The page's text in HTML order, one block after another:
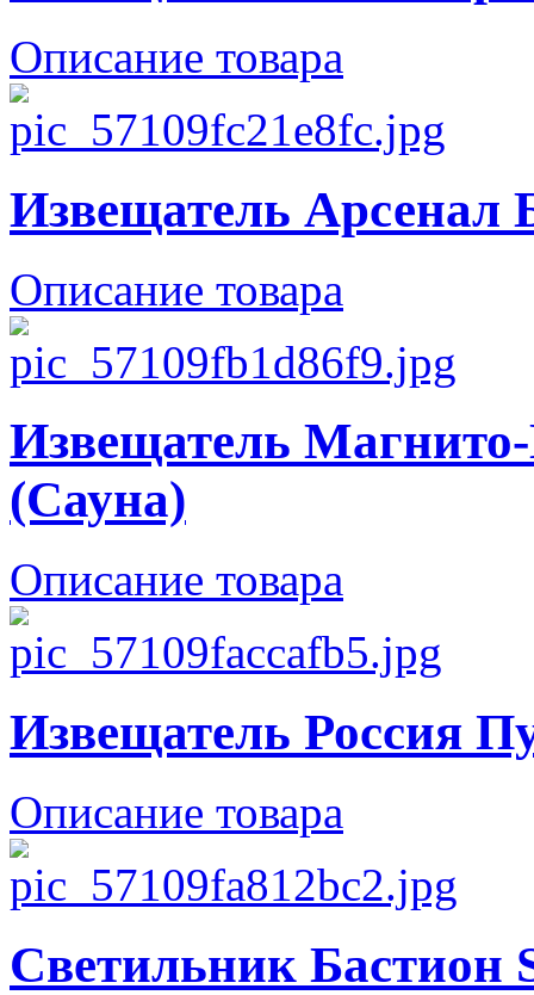
Описание товара
Извещатель Арсенал
Описание товара
Извещатель
(Сауна)
Описание товара
Извещатель Россия
Описание товара
Светильник Бастион